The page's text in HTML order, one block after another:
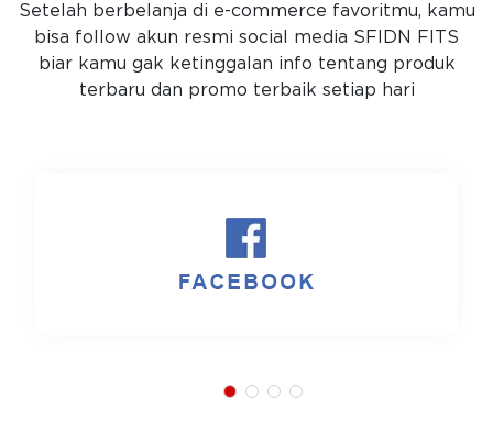
Setelah berbelanja di e-commerce favoritmu, kamu
bisa follow akun resmi social media SFIDN FITS
biar kamu gak ketinggalan info tentang produk
terbaru dan promo terbaik setiap hari